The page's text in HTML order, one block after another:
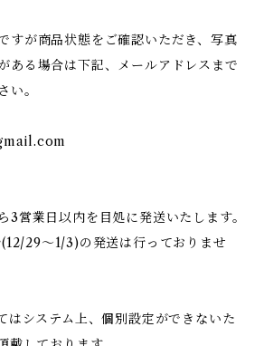
すが商品状態をご確認いただき、写真
ある場合は下記、メールアドレスまで
い。
3営業日以内を目処に発送いたします。
29〜1/3)の発送は行っておりませ
はシステム上、個別設定ができないた